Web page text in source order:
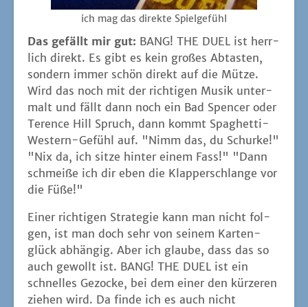
ich mag das direk­te Spielgefühl
Das gefällt mir gut: BANG! THE DUEL ist herr­
lich direkt. Es gibt es kein gro­ßes Abtas­ten,
son­dern immer schön direkt auf die Müt­ze.
Wird das noch mit der rich­ti­gen Musik unter­
malt und fällt dann noch ein Bad Spen­cer oder
Terence Hill Spruch, dann kommt Spa­ghet­ti-
Wes­tern-Gefühl auf. "Nimm das, du Schur­ke!"
"Nix da, ich sit­ze hin­ter einem Fass!" "Dann
schmei­ße ich dir eben die Klap­per­schlan­ge vor
die Füße!"
Einer rich­ti­gen Stra­te­gie kann man nicht fol­
gen, ist man doch sehr von sei­nem Kar­ten­
glück abhän­gig. Aber ich glau­be, dass das so
auch gewollt ist. BANG! THE DUEL ist ein
schnel­les Gezo­cke, bei dem einer den kür­ze­ren
zie­hen wird. Da fin­de ich es auch nicht